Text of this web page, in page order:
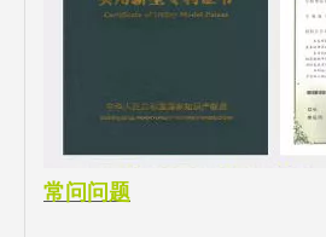
常问问题